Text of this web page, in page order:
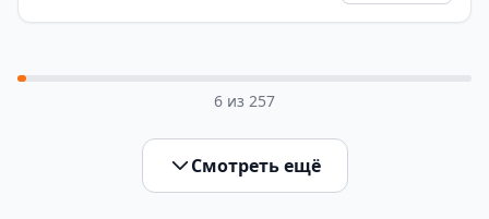
6 из 257
Смотреть ещё